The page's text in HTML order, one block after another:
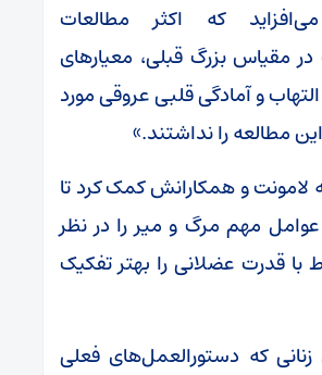
که اکثر مطالعات
در مقیاس بزرگ قبلی، معیارهای
و آمادگی قلبی عروقی مورد
مطالعه را نداشتند.»
لامونت و همکارانش کمک کرد تا
مهم مرگ و میر را در نظر
با قدرت عضلانی را بهتر تفکیک
که دستورالعمل‌های فعلی